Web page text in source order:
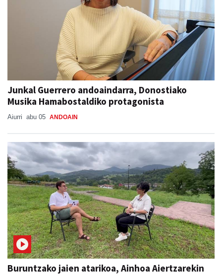
Junkal Guerrero andoaindarra, Donostiako
Musika Hamabostaldiko protagonista
Aiurri abu 05 ANDOAIN
Buruntzako jaien atarikoa, Ainhoa Aiertzarekin